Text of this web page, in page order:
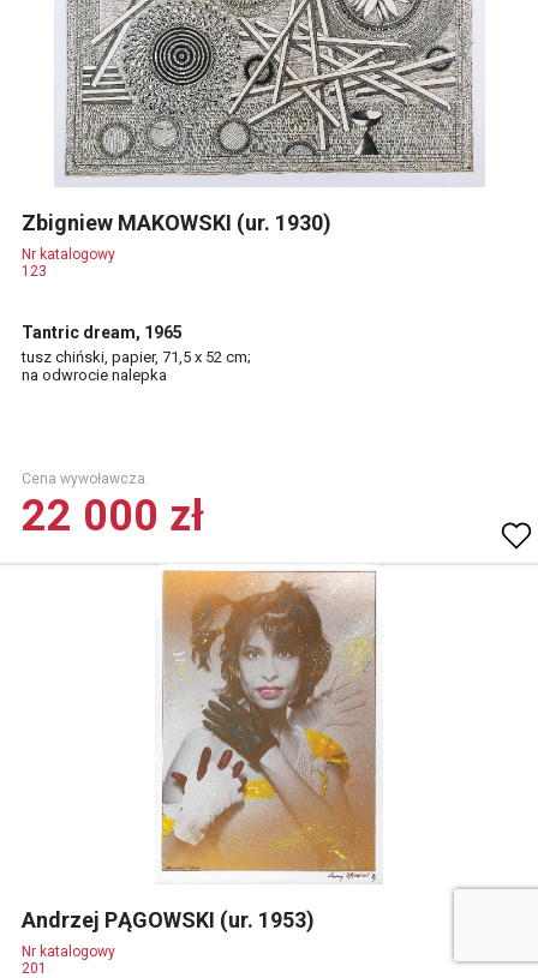
Zbigniew MAKOWSKI (ur. 1930)
Nr katalogowy
123
Tantric dream, 1965
tusz chiński, papier, 71,5 x 52 cm;
na odwrocie nalepka
Cena wywoławcza.
22 000 zł
Andrzej PĄGOWSKI (ur. 1953)
Nr katalogowy
201